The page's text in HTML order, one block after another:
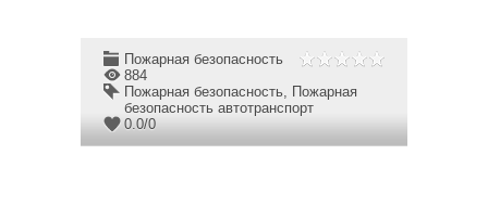
Пожарная безопасность
884
Пожарная безопасность, Пожарная
безопасность автотранспорт
0.0/0